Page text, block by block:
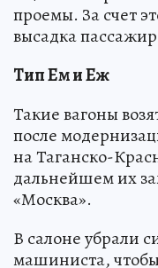
проемы. За счет
высадка
Тип Ем и Еж
Такие вагоны
после
на Таганско-
дальнейшем их
«Москва».
В салоне убрали
машиниста,